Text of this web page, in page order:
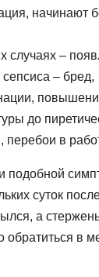
начинают
случаях –
сепсиса – бред,
до
перебои в
подобной
суток
а
обратиться в